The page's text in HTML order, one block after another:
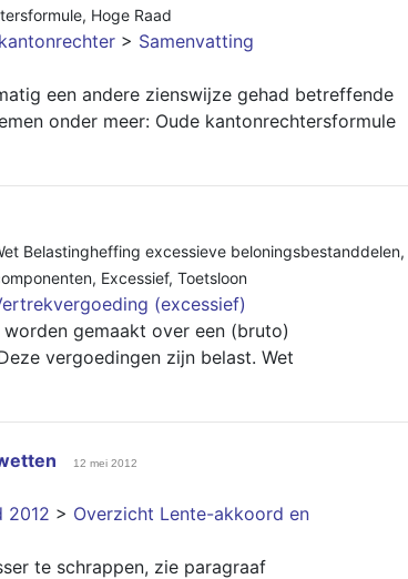
, Hoge Raad
> Samenvatting
een andere zienswijze gehad betreffende
onder meer: Oude kantonrechtersformule
Belastingheffing excessieve beloningsbestanddelen,
, Excessief, Toetsloon
(excessief)
gemaakt over een (bruto)
vergoedingen zijn belast. Wet
12 mei 2012
2012 > Overzicht Lente-akkoord en
te schrappen, zie paragraaf